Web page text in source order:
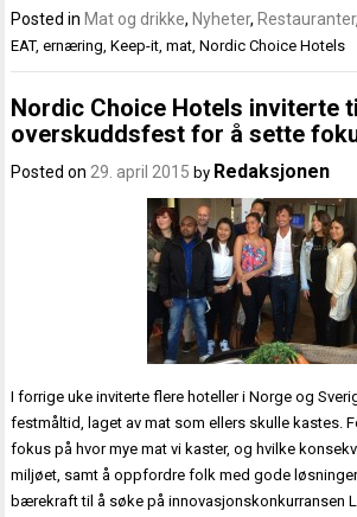
Posted in Mat og drikke, Nyheter, Restauranter
EAT,ernæring ,Keep-it ,mat ,Nordic Choice Hotels
Nordic Choice Hotels inviterte til
overskuddsfest for å sette
Posted on29. april 2015 by Redaksjonen
I forrige uke inviterte flere hoteller i Norge og
festmåltid, laget av mat som ellers skulle kastes.
fokus på hvor mye mat vi kaster, og hvilke
miljøet, samt å oppfordre folk med gode
bærekraft til å søke på innovasjonskonkurransen